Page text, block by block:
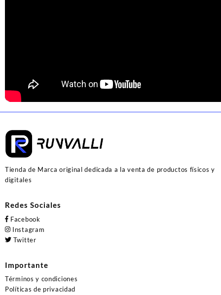
Tienda de Marca original dedicada a la venta de productos físicos y
digitales
Redes Sociales
Facebook
Instagram
Twitter
Importante
Términos y condiciones
Políticas de privacidad